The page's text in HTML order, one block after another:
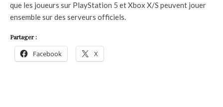
que les joueurs sur PlayStation 5 et Xbox X/S peuvent jouer
ensemble sur des serveurs officiels.
Partager :
Facebook X